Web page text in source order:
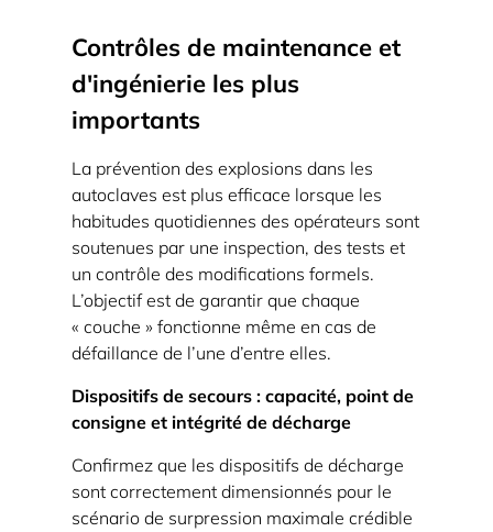
conviennent
si
elles
sont
à
la
chaleur ». »
7
Conclusion
Contrôles de maintenance et
d'ingénierie les plus
importants
La prévention des explosions dans les
autoclaves est plus efficace lorsque les
habitudes quotidiennes des opérateurs sont
soutenues par une inspection, des tests et
un contrôle des modifications formels.
L’objectif est de garantir que chaque
« couche » fonctionne même en cas de
défaillance de l’une d’entre elles.
Dispositifs de secours : capacité, point de
consigne et intégrité de décharge
Confirmez que les dispositifs de décharge
sont correctement dimensionnés pour le
scénario de surpression maximale crédible